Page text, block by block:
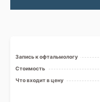
Запись к офтальмологу
Стоимость
Что входит в цену